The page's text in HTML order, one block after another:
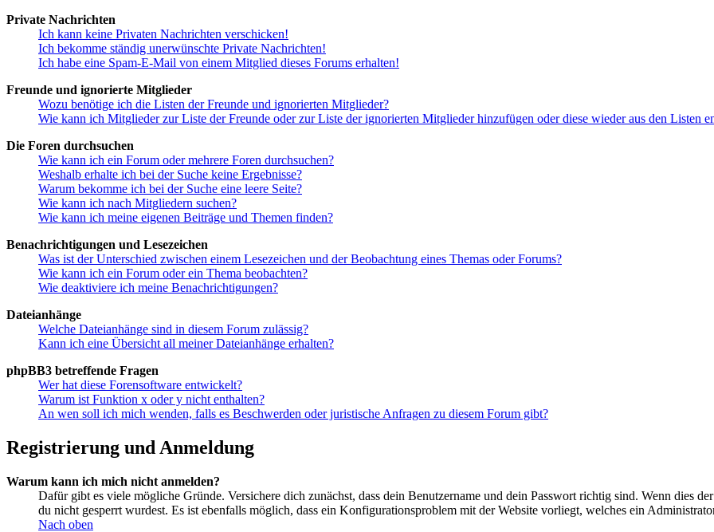
Private Nachrichten
Ich kann keine Privaten Nachrichten verschicken!
Ich bekomme ständig unerwünschte Private Nachrichten!
Ich habe eine Spam-E-Mail von einem Mitglied dieses Forums erhalten!
Freunde und ignorierte Mitglieder
Wozu benötige ich die Listen der Freunde und ignorierten Mitglieder?
Wie kann ich Mitglieder zur Liste der Freunde oder zur Liste der ignorierten Mitglieder hinzufügen oder diese wieder aus den Listen
Die Foren durchsuchen
Wie kann ich ein Forum oder mehrere Foren durchsuchen?
Weshalb erhalte ich bei der Suche keine Ergebnisse?
Warum bekomme ich bei der Suche eine leere Seite?
Wie kann ich nach Mitgliedern suchen?
Wie kann ich meine eigenen Beiträge und Themen finden?
Benachrichtigungen und Lesezeichen
Was ist der Unterschied zwischen einem Lesezeichen und der Beobachtung eines Themas oder Forums?
Wie kann ich ein Forum oder ein Thema beobachten?
Wie deaktiviere ich meine Benachrichtigungen?
Dateianhänge
Welche Dateianhänge sind in diesem Forum zulässig?
Kann ich eine Übersicht all meiner Dateianhänge erhalten?
phpBB3 betreffende Fragen
Wer hat diese Forensoftware entwickelt?
Warum ist Funktion x oder y nicht enthalten?
An wen soll ich mich wenden, falls es Beschwerden oder juristische Anfragen zu diesem Forum gibt?
Registrierung und Anmeldung
Warum kann ich mich nicht anmelden?
Dafür gibt es viele mögliche Gründe. Versichere dich zunächst, dass dein Benutzername und dein Passwort richtig sind. Wenn dies
du nicht gesperrt wurdest. Es ist ebenfalls möglich, dass ein Konfigurationsproblem mit der Website vorliegt, welches ein
Nach oben